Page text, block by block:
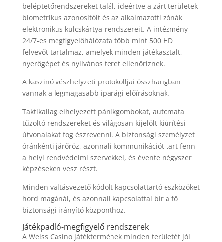
beléptetőrendszereket talál, ideértve a zárt területek
biometrikus azonosítóit és az alkalmazotti zónák
elektronikus kulcskártya-rendszereit. A intézmény
24/7-es megfigyelőhálózata több mint 500 HD
felvevőt tartalmaz, amelyek minden játékasztalt,
nyerőgépet és nyilvános teret ellenőriznek.
A kaszinó vészhelyzeti protokolljai összhangban
vannak a legmagasabb iparági előírásoknak.
Taktikailag elhelyezett pánikgombokat, automata
tűzoltó rendszereket és világosan kijelölt kiürítési
útvonalakat fog észrevenni. A biztonsági személyzet
óránkénti járőröz, azonnali kommunikációt tart fenn
a helyi rendvédelmi szervekkel, és évente négyszer
képzéseken vesz részt.
Minden váltásvezető kódolt kapcsolattartó eszközöket
hord magánál, és azonnali kapcsolattal bír a fő
biztonsági irányító központhoz.
Játékpadló-megfigyelő rendszerek
A Weiss Casino játéktermének minden területét jól